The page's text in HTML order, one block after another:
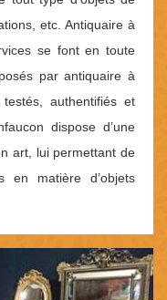
etc. Antiquaire à
se font en toute
par antiquaire à
authentifiés et
dispose d’une
art, lui permettant de
en matière d’objets